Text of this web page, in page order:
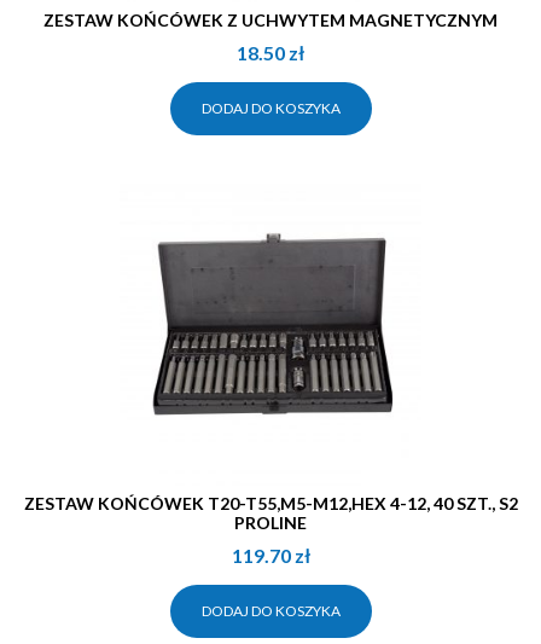
ZESTAW KOŃCÓWEK Z UCHWYTEM MAGNETYCZNYM
18.50 zł
DODAJ DO KOSZYKA
ZESTAW KOŃCÓWEK T20-T55,M5-M12,HEX 4-12, 40 SZT., S2
PROLINE
119.70 zł
DODAJ DO KOSZYKA